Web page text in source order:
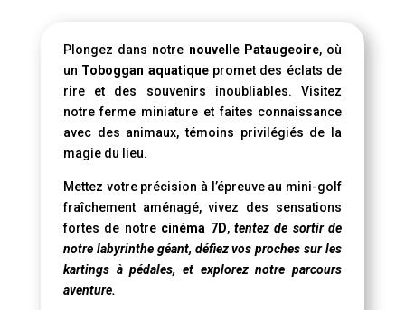
Plongez dans notre nouvelle Pataugeoire, où
un Toboggan aquatiquepromet des éclats de
rire et des souvenirs inoubliables. Visitez
notre ferme miniature et faites connaissance
avec des animaux, témoins privilégiés de la
magie du lieu.
Mettez votre précision à l’épreuve au mini-golf
fraîchement aménagé, vivez des sensations
fortes de notre cinéma 7D, tentez de sortir de
notre labyrinthe géant, défiez vos proches sur les
kartings à pédales, et explorez notre parcours
aventure.